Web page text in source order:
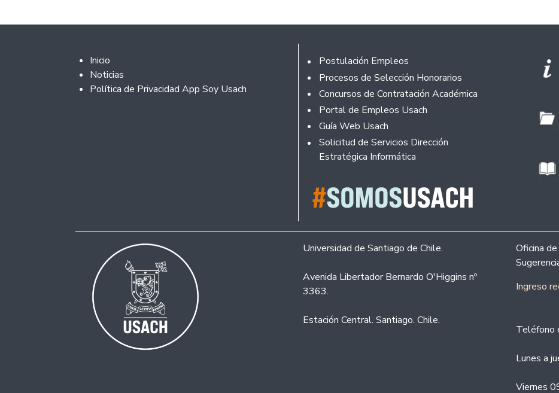
Footer 2
Inicio
Noticias
Política de Privacidad App Soy Usach
Footer
Postulación Empleos
Procesos de Selección Honorarios
Concursos de Contratación Académica
Portal de Empleos Usach
Guía Web Usach
Solicitud de Servicios Dirección
Estratégica Informática
Universidad de Santiago de Chile.
Avenida Libertador Bernardo O'Higgins nº
3363.
Estación Central. Santiago. Chile.
Oficina
Ingreso
Teléfono
Lunes a
Viernes